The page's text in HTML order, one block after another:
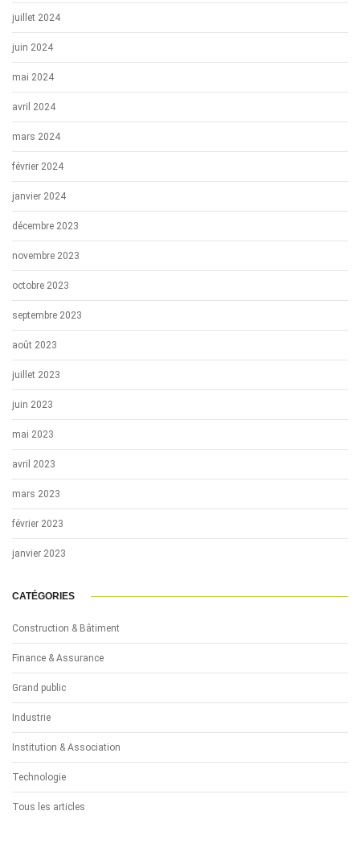
juillet 2024
juin 2024
mai 2024
avril 2024
mars 2024
février 2024
janvier 2024
décembre 2023
novembre 2023
octobre 2023
septembre 2023
août 2023
juillet 2023
juin 2023
mai 2023
avril 2023
mars 2023
février 2023
janvier 2023
CATÉGORIES
Construction & Bâtiment
Finance & Assurance
Grand public
Industrie
Institution & Association
Technologie
Tous les articles